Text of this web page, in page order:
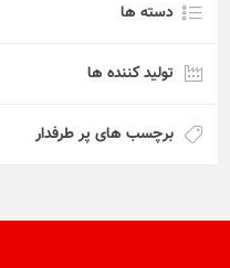
دسته ها
تولید کننده ها
برچسب های پر طرفدار